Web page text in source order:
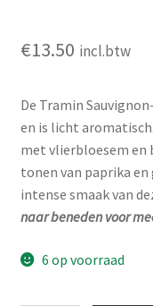
€13.50 incl.btw
De Tramin
en is licht
met vlierbloesem en
tonen van paprika en
intense smaak van
naar beneden voor
6 op voorraad